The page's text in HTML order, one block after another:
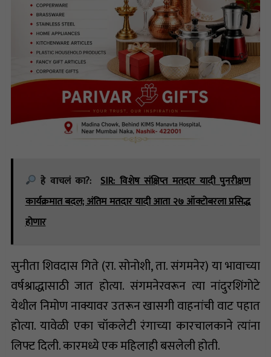
हे वाचलं का?: SIR: विशेष संक्षिप्त मतदार यादी पुनरीक्षण
कार्यक्रमात बदल; अंतिम मतदार यादी आता २७ ऑक्टोबरला प्रसिद्ध
होणार
सुनीता शिवदास गिते (रा. सोनोशी, ता. संगमनेर) या भावाच्या
वर्षश्राद्धासाठी जात होत्या. संगमनेरवरून त्या नांदुरशिंगोटे
येथील निमोण नाक्यावर उतरून खासगी वाहनांची वाट पहात
होत्या. यावेळी एका चॉकलेटी रंगाच्या कारचालकाने त्यांना
लिफ्ट दिली. कारमध्ये एक महिलाही बसलेली होती.